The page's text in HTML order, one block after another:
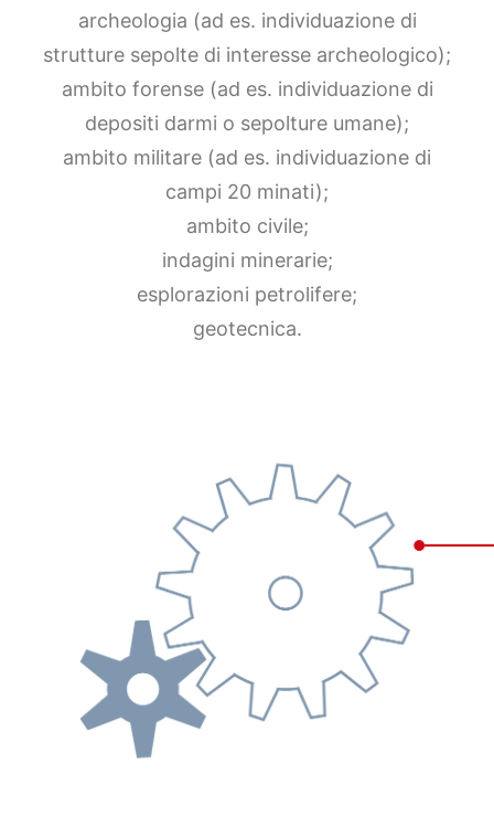
archeologia (ad es. individuazione di
strutture sepolte di interesse archeologico);
ambito forense (ad es. individuazione di
depositi darmi o sepolture umane);
ambito militare (ad es. individuazione di
campi 20 minati);
ambito civile;
indagini minerarie;
esplorazioni petrolifere;
geotecnica.